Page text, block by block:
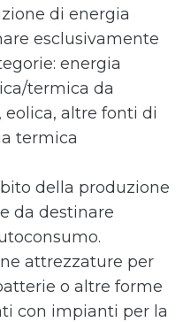
di energia
esclusivamente
energia
termica da
eolica, altre fonti di
termica
della produzione
da destinare
attrezzature per
o altre forme
con impianti per la